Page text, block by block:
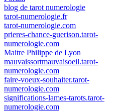
blog de tarot numerologie
tarot-numerologie.fr
tarot-numerologie.com
prieres-chance-guerison.tarot-
numerologie.com
Maitre Philippe de Lyon
mauvaissortmauvaisoeil.tarot-
numerologie.com
faire-voeux-souhaiter.tarot-
numerologie.com
significations-lames-tarots.tarot-
numerologie.com